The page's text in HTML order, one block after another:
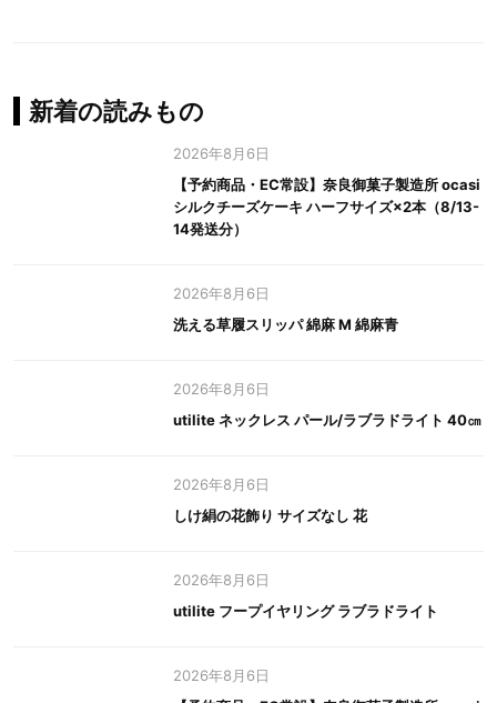
新着の読みもの
2026年8月6日
【予約商品・EC常設】奈良御菓子製造所 ocasi
シルクチーズケーキ ハーフサイズ×2本（8/13-
14発送分）
2026年8月6日
洗える草履スリッパ 綿麻 M 綿麻青
2026年8月6日
utilite ネックレス パール/ラブラドライト 40㎝
2026年8月6日
しけ絹の花飾り サイズなし 花
2026年8月6日
utilite フープイヤリング ラブラドライト
2026年8月6日